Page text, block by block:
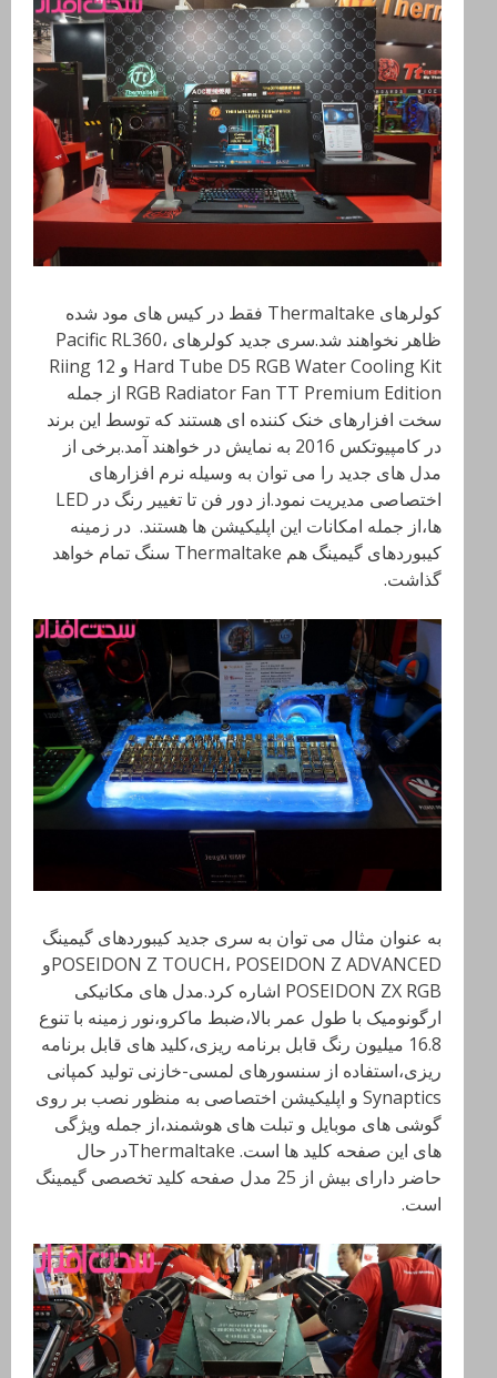
کولرهای Thermaltake
فقط در کیس های مود شده
ظاهر نخواهند شد.سری جدید کولرهای Pacific RL360،
Hard Tube D5 RGB Water Cooling Kit و Riing 12
RGB Radiator Fan TT Premium Edition از جمله
سخت افزارهای خنک کننده ای هستند که توسط این برند
در کامپیوتکس 2016 به نمایش در خواهند آمد.برخی از
مدل های جدید را می توان به وسیله نرم افزارهای
اختصاصی مدیریت نمود.از دور فن تا تغییر رنگ در LED
ها،از جمله امکانات این اپلیکیشن ها هستند. در زمینه
کیبوردهای گیمینگ هم Thermaltake سنگ تمام خواهد
گذاشت.
به عنوان مثال می توان به سری جدید کیبوردهای گیمینگ
POSEIDON Z TOUCH، POSEIDON Z ADVANCEDو
POSEIDON ZX RGB اشاره کرد.مدل های مکانیکی
ارگونومیک با طول عمر بالا،ضبط ماکرو،نور زمینه با تنوع
16.8 میلیون رنگ قابل برنامه ریزی،کلید های قابل برنامه
ریزی،استفاده از سنسورهای لمسی-خازنی تولید کمپانی
Synaptics و اپلیکیشن اختصاصی به منظور نصب بر روی
گوشی های موبایل و تبلت های هوشمند،از جمله ویژگی
های این صفحه کلید ها است.
Thermaltakeدر حال
حاضر دارای بیش از 25 مدل صفحه کلید تخصصی گیمینگ
است.